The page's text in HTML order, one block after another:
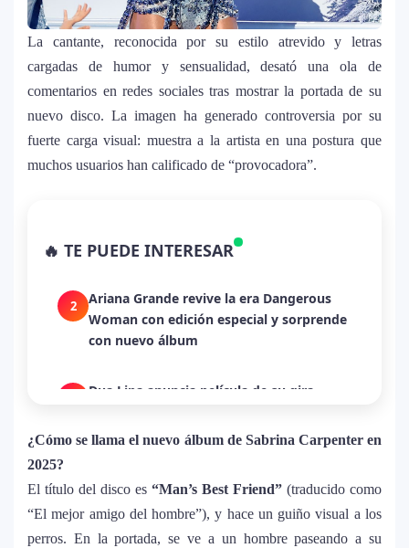
La cantante, reconocida por su estilo atrevido y letras
cargadas de humor y sensualidad, desató una ola de
comentarios en redes sociales tras mostrar la portada de su
nuevo disco. La imagen ha generado controversia por su
fuerte carga visual: muestra a la artista en una postura que
muchos usuarios han calificado de “provocadora”.
🔥 TE PUEDE INTERESAR
despecho en un himno para Puerto Rico
2
Ariana Grande revive la era Dangerous
Woman con edición especial y sorprende
con nuevo álbum
Dua Lipa anuncia película de su gira
humanitaria junto a UNICEF
4
Michael Jackson y la canción perdida
debate en redes
¿Cómo se llama el nuevo álbum de Sabrina Carpenter en
2025?
El título del disco es “Man’s Best Friend” (traducido como
“El mejor amigo del hombre”), y hace un guiño visual a los
perros. En la portada, se ve a un hombre paseando a su